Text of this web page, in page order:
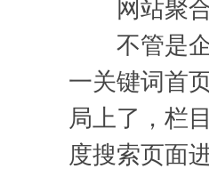
网站聚合
不管是企
一关键词首
局上了，栏
度搜索页面